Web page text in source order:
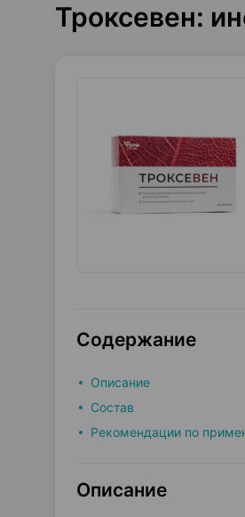
Троксевен:
Содержание
Описание
Состав
Рекомендации по
Описание